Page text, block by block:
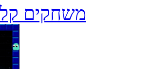
משחקים